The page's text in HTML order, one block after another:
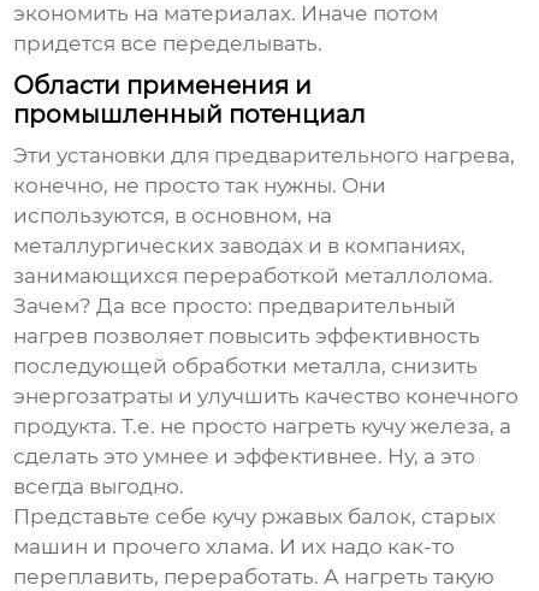
экономить на материалах. Иначе потом
придется все переделывать.
Области применения и
промышленный потенциал
Эти установки для предварительного нагрева,
конечно, не просто так нужны. Они
используются, в основном, на
металлургических заводах и в компаниях,
занимающихся переработкой металлолома.
Зачем? Да все просто: предварительный
нагрев позволяет повысить эффективность
последующей обработки металла, снизить
энергозатраты и улучшить качество конечного
продукта. Т.е. не просто нагреть кучу железа, а
сделать это умнее и эффективнее. Ну, а это
всегда выгодно.
Представьте себе кучу ржавых балок, старых
машин и прочего хлама. И их надо как-то
переплавить, переработать. А нагреть такую